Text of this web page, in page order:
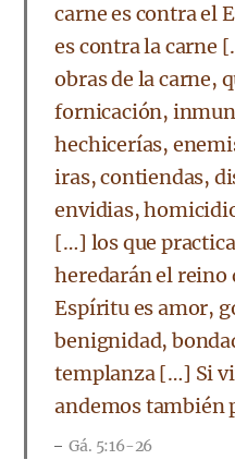
carne es contra el
es contra la carne
obras de la carne,
fornicación,
hechicerías,
iras, contiendas,
envidias,
[…] los que
heredarán el reino
Espíritu es amor,
benignidad,
templanza […] Si
andemos también
Gá. 5:16-26